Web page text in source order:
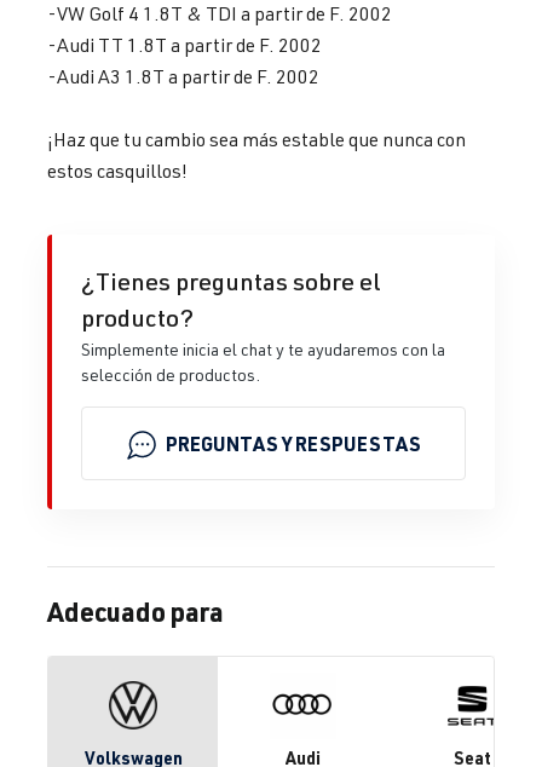
-VW Golf 4 1.8T & TDI a partir de F. 2002
-Audi TT 1.8T a partir de F. 2002
-Audi A3 1.8T a partir de F. 2002
¡Haz que tu cambio sea más estable que nunca con
estos casquillos!
¿Tienes preguntas sobre el
producto?
Simplemente inicia el chat y te ayudaremos con la
selección de productos.
PREGUNTAS Y RESPUESTAS
Adecuado para
Volkswagen Audi Seat